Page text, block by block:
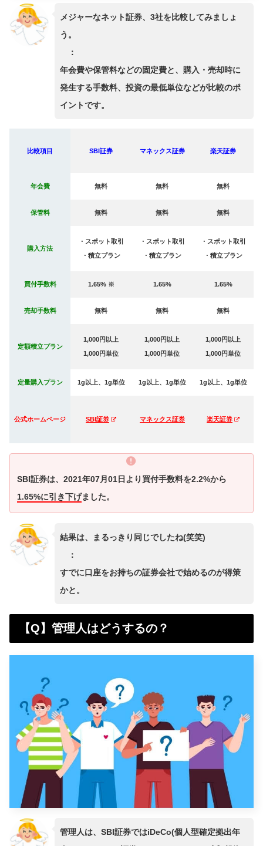
メジャーなネット証券、3社を比較してみましょ
う。
：
年会費や保管料などの固定費と、購入・売却時に
発生する手数料、投資の最低単位などが比較のポ
イントです。
比較項目 SBI証券 マネックス証券 楽天証券
年会費 無料 無料 無料
保管料 無料 無料 無料
購入方法
・スポット取引
・積立プラン
・スポット取引
・積立プラン
・スポット取引
・積立プラン
買付手数料 1.65% ※ 1.65% 1.65%
売却手数料 無料 無料 無料
定額積立プラン
1,000円以上
1,000円単位
1,000円以上
1,000円単位
1,000円以上
1,000円単位
定量購入プラン 1g以上、1g単位 1g以上、1g単位 1g以上、1g単位
公式ホームページ SBI証券 マネックス証券 楽天証券
SBI証券は、2021年07月01日より買付手数料を2.2%から
1.65%に引き下げました。
結果は、まるっきり同じでしたね(笑笑)
：
すでに口座をお持ちの証券会社で始めるのが得策
かと。
【Q】管理人はどうするの？
管理人は、SBI証券ではiDeCo(個人型確定拠出年